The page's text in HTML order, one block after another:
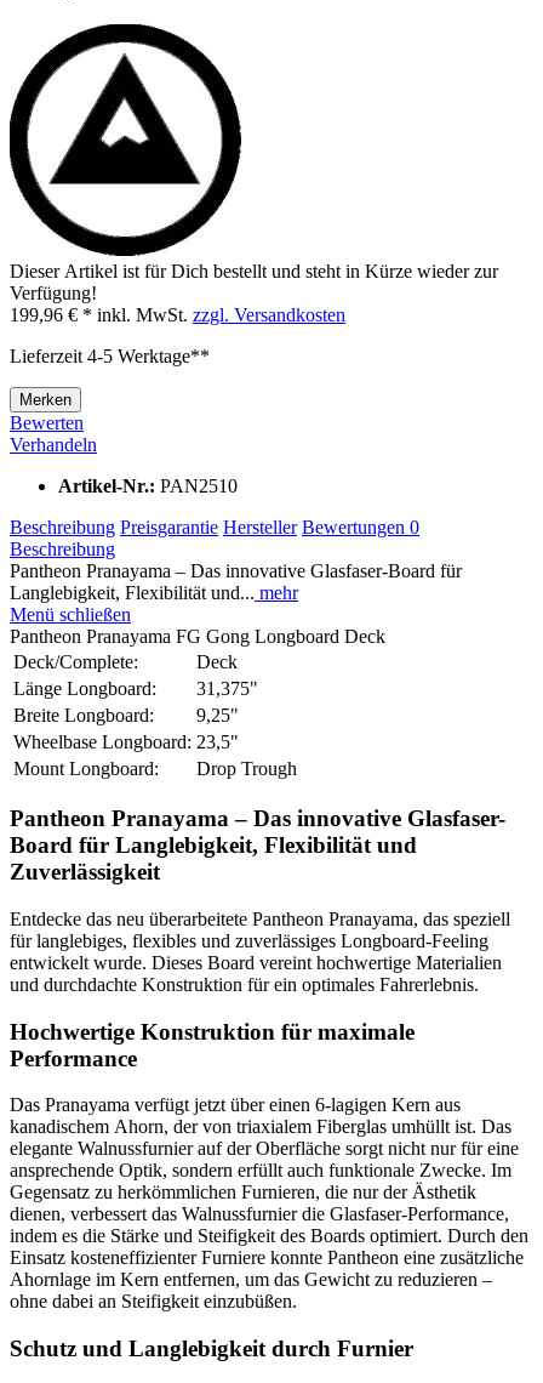
Dieser Artikel ist für Dich bestellt und steht in Kürze wieder zur
Verfügung!
199,96 € * inkl. MwSt. zzgl. Versandkosten
Lieferzeit 4-5 Werktage**
Merken
Bewerten
Verhandeln
Artikel-Nr.: PAN2510
Beschreibung Preisgarantie Hersteller Bewertungen 0
Beschreibung
Pantheon Pranayama – Das innovative Glasfaser-Board für
Langlebigkeit, Flexibilität und... mehr
Menü schließen
Pantheon Pranayama FG Gong Longboard Deck
Deck/Complete:
Deck
Länge Longboard:
31,375"
Breite Longboard:
9,25"
Wheelbase Longboard: 23,5"
Mount Longboard:
Drop Trough
Pantheon Pranayama – Das innovative Glasfaser-
Board für Langlebigkeit, Flexibilität und
Zuverlässigkeit
Entdecke das neu überarbeitete Pantheon Pranayama, das speziell
für langlebiges, flexibles und zuverlässiges Longboard-Feeling
entwickelt wurde. Dieses Board vereint hochwertige Materialien
und durchdachte Konstruktion für ein optimales Fahrerlebnis.
Hochwertige Konstruktion für maximale
Performance
Das Pranayama verfügt jetzt über einen 6-lagigen Kern aus
kanadischem Ahorn, der von triaxialem Fiberglas umhüllt ist. Das
elegante Walnussfurnier auf der Oberfläche sorgt nicht nur für eine
ansprechende Optik, sondern erfüllt auch funktionale Zwecke. Im
Gegensatz zu herkömmlichen Furnieren, die nur der Ästhetik
dienen, verbessert das Walnussfurnier die Glasfaser-Performance,
indem es die Stärke und Steifigkeit des Boards optimiert. Durch den
Einsatz kosteneffizienter Furniere konnte Pantheon eine zusätzliche
Ahornlage im Kern entfernen, um das Gewicht zu reduzieren –
ohne dabei an Steifigkeit einzubüßen.
Schutz und Langlebigkeit durch Furnier